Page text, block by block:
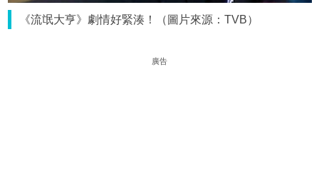
《流氓大亨》劇情好緊湊！（圖片來源：TVB）
廣告